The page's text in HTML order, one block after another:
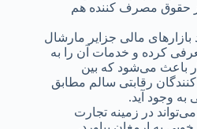
حقوق مصرف کننده هم
مالی جزایر مارشال
کرده و خدمات آن را به
باعث می‌شود که بین
رقابتی سالم مطابق
به وجود آید.
در زمینه تجارت